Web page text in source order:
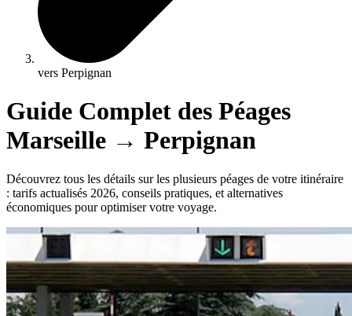
vers Perpignan
Guide Complet des Péages
Marseille → Perpignan
Découvrez tous les détails sur les plusieurs péages de votre itinéraire
: tarifs actualisés 2026, conseils pratiques, et alternatives
économiques pour optimiser votre voyage.